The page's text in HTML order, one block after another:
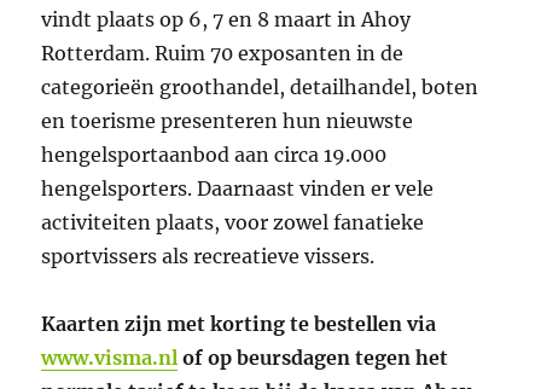
vindt plaats op 6, 7 en 8 maart in Ahoy
Rotterdam. Ruim 70 exposanten in de
categorieën groothandel, detailhandel, boten
en toerisme presenteren hun nieuwste
hengelsportaanbod aan circa 19.000
hengelsporters. Daarnaast vinden er vele
activiteiten plaats, voor zowel fanatieke
sportvissers als recreatieve vissers.
Kaarten zijn met korting te bestellen via
www.visma.nl of op beursdagen tegen het